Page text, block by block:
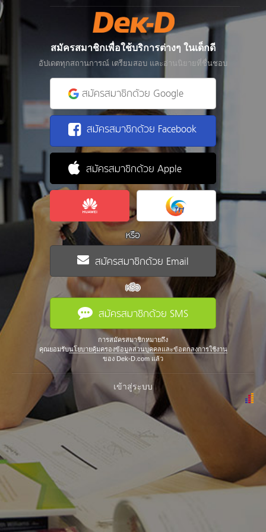
สมัครสมาชิกเพื่อใช้บริการต่างๆ ในเด็กดี
อัปเดตทุกสถานการณ์ เตรียมสอบ และอ่านนิยายที่ชื่นชอบ
สมัครสมาชิกด้วย Google
สมัครสมาชิกด้วย Facebook
สมัครสมาชิกด้วย Apple
หรือ
สมัครสมาชิกด้วย Email
หรือ
สมัครสมาชิกด้วย SMS
การสมัครสมาชิกหมายถึง
คุณยอมรับนโยบายคุ้มครองข้อมูลส่วนบุคคลและข้อตกลงการใช้งาน
ของ Dek-D.com แล้ว
เข้าสู่ระบบ